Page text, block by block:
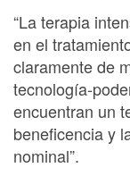
“La terapia
en el
claramente de
tecnología-
encuentran un
beneficencia y
nominal”.